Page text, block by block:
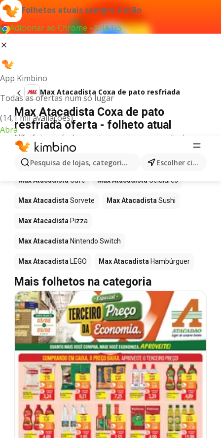
Folhetos atuais sempre à mão
Adicionar ao Chrome - GRÁTIS
App Kimbino
Todas as ofertas num só lugar
(14,1 mil avaliações)
Abra
Pesquisa de lojas, categorias,produtos... Escolher cidade
Max Atacadista Coxa de pato resfriada
Max Atacadista Coxa de pato
resfriada oferta - folheto atual
Não foi possível encontrar quaisquer resultados
para este termo.
Mais produtos em Max Atacadista
Max Atacadista Café Max Atacadista Celulares
Max Atacadista Sorvete Max Atacadista Sushi
Max Atacadista Pizza
Max Atacadista Nintendo Switch
Max Atacadista LEGO Max Atacadista Hambúrguer
Mais folhetos na categoria